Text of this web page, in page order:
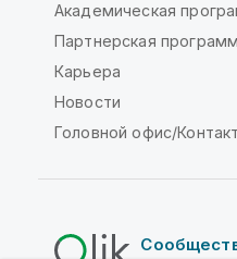
Академическая
Партнерская
Карьера
Новости
Головной офис/Контакт